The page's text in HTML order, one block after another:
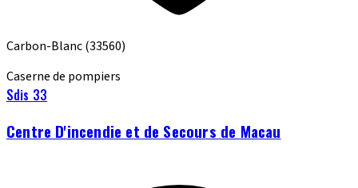
Carbon-Blanc(33560)
Caserne de pompiers
Sdis 33
Centre D'incendie et de Secours de Macau